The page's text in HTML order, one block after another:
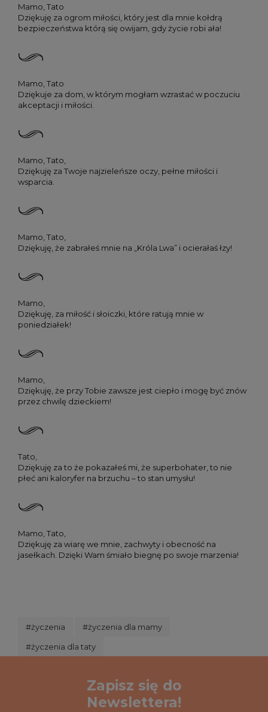
Mamo, Tato
Dziękuję za ogrom miłości, który jest dla mnie kołdrą
bezpieczeństwa którą się owijam, gdy życie robi ała!
Mamo, Tato
Dziękuje za dom, w którym mogłam wzrastać w poczuciu
akceptacji i miłości.
Mamo, Tato,
Dziękuję za Twoje najzieleńsze oczy, pełne miłości i
wsparcia.
Mamo, Tato,
Dziękuję, że zabrałeś mnie na „Króla Lwa” i ocierałaś łzy!
Mamo,
Dziękuję, za miłość i słoiczki, które ratują mnie w
poniedziałek!
Mamo,
Dziękuję, że przy Tobie zawsze jest ciepło i mogę być znów
przez chwilę dzieckiem!
Tato,
Dziękuję za to że pokazałeś mi, że superbohater, to nie
płeć ani kaloryfer na brzuchu – to stan umysłu!
Mamo, Tato,
Dziękuję za wiarę we mnie, zachwyty i obecność na
jasełkach. Dzięki Wam śmiało biegnę po swoje marzenia!
#życzenia #życzenia dla mamy
#życzenia dla taty
Zapisz się do
Newslettera!